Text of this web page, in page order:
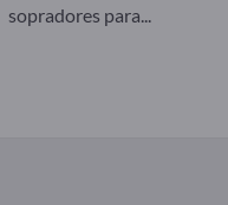
sopradores para...